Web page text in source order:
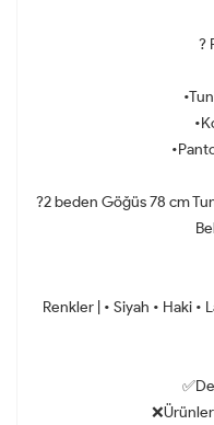
?
?2 beden Göğüs 78 cm
Renkler | • Siyah • Haki •